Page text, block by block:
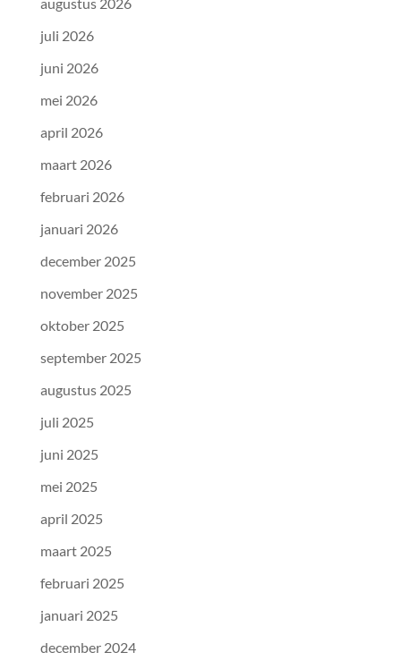
juli 2026
juni 2026
mei 2026
april 2026
maart 2026
februari 2026
januari 2026
december 2025
november 2025
oktober 2025
september 2025
augustus 2025
juli 2025
juni 2025
mei 2025
april 2025
maart 2025
februari 2025
januari 2025
december 2024